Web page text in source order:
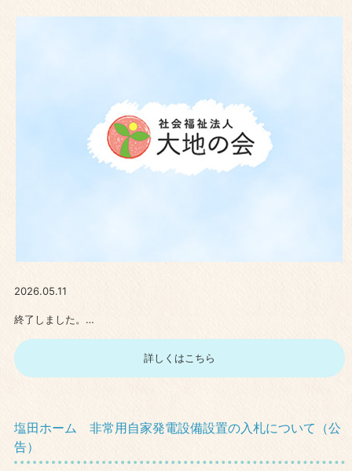
2026.05.11
終了しました。…
詳しくはこちら
塩田ホーム 非常用自家発電設備設置の入札について（公
告）